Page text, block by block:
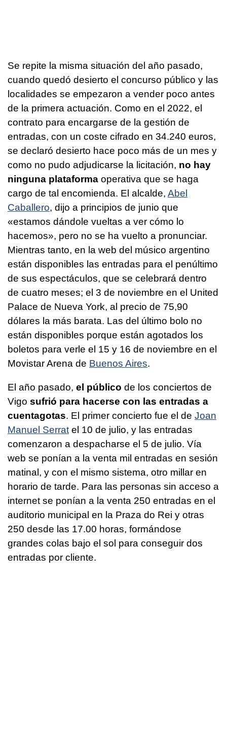
Se repite la misma situación del año pasado,
cuando quedó desierto el concurso público y las
localidades se empezaron a vender poco antes
de la primera actuación. Como en el 2022, el
contrato para encargarse de la gestión de
entradas, con un coste cifrado en 34.240 euros,
se declaró desierto hace poco más de un mes y
como no pudo adjudicarse la licitación, no hay
ninguna plataforma operativa que se haga
cargo de tal encomienda. El alcalde, Abel
Caballero, dijo a principios de junio que
«estamos dándole vueltas a ver cómo lo
hacemos», pero no se ha vuelto a pronunciar.
Mientras tanto, en la web del músico argentino
están disponibles las entradas para el penúltimo
de sus espectáculos, que se celebrará dentro
de cuatro meses; el 3 de noviembre en el United
Palace de Nueva York, al precio de 75,90
dólares la más barata. Las del último bolo no
están disponibles porque están agotados los
boletos para verle el 15 y 16 de noviembre en el
Movistar Arena de Buenos Aires.
El año pasado, el público de los conciertos de
Vigo sufrió para hacerse con las entradas a
cuentagotas. El primer concierto fue el de Joan
Manuel Serratel 10 de julio, y las entradas
comenzaron a despacharse el 5 de julio. Vía
web se ponían a la venta mil entradas en sesión
matinal, y con el mismo sistema, otro millar en
horario de tarde. Para las personas sin acceso a
internet se ponían a la venta 250 entradas en el
auditorio municipal en la Praza do Rei y otras
250 desde las 17.00 horas, formándose
grandes colas bajo el sol para conseguir dos
entradas por cliente.